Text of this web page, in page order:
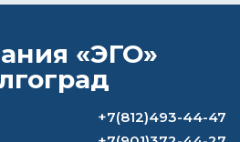
ОТВЕТ
+7(812)493-44-47